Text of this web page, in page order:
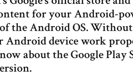
for your Android-
the Android OS.
Android device work
about the Google Play